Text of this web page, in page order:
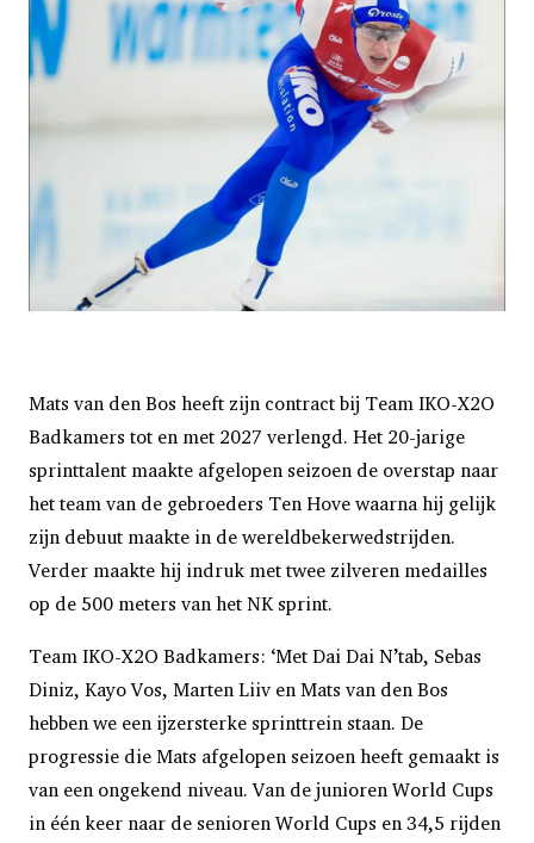
Mats van den Bos heeft zijn contract bij Team IKO-X2O
Badkamers tot en met 2027 verlengd. Het 20-jarige
sprinttalent maakte afgelopen seizoen de overstap naar
het team van de gebroeders Ten Hove waarna hij gelijk
zijn debuut maakte in de wereldbekerwedstrijden.
Verder maakte hij indruk met twee zilveren medailles
op de 500 meters van het NK sprint.
Team IKO-X2O Badkamers: ‘Met Dai Dai N’tab, Sebas
Diniz, Kayo Vos, Marten Liiv en Mats van den Bos
hebben we een ijzersterke sprinttrein staan. De
progressie die Mats afgelopen seizoen heeft gemaakt is
van een ongekend niveau. Van de junioren World Cups
in één keer naar de senioren World Cups en 34,5 rijden